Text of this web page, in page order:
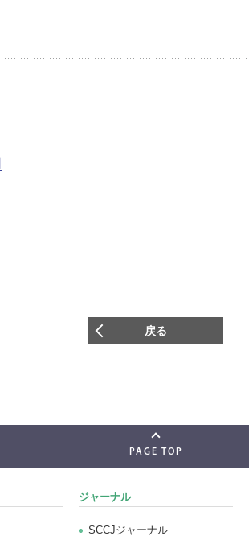
戻る
PAGE TOP
ジャーナル
SCCJジャーナル